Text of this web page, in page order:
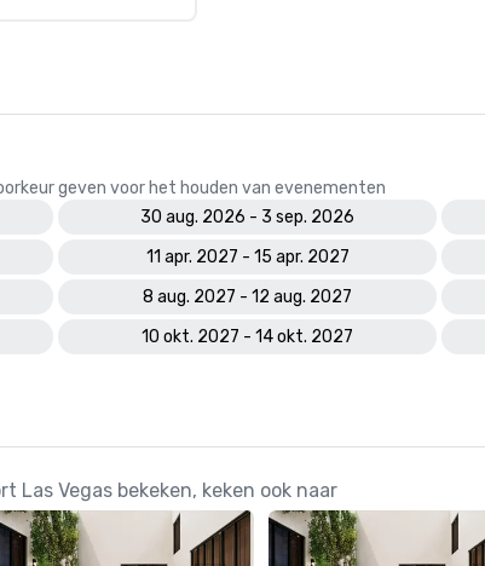
geven voor het houden van evenementen
30 aug. 2026 - 3 sep. 2026
11 apr. 2027 - 15 apr. 2027
8 aug. 2027 - 12 aug. 2027
10 okt. 2027 - 14 okt. 2027
Las Vegas bekeken, keken ook naar